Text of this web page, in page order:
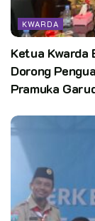
KWARDA
Ketua Kwarda
Dorong
Pramuka